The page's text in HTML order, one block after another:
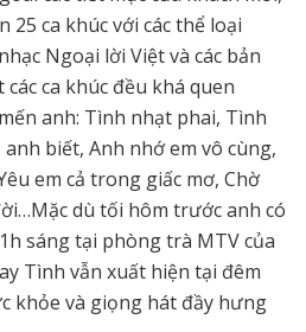
ca khúc với các thể loại
Ngoại lời Việt và các bản
ca khúc đều khá quen
anh: Tình nhạt phai, Tình
biết, Anh nhớ em vô cùng,
em cả trong giấc mơ, Chờ
dù tối hôm trước anh có
sáng tại phòng trà MTV của
Tình vẫn xuất hiện tại đêm
khỏe và giọng hát đầy hưng